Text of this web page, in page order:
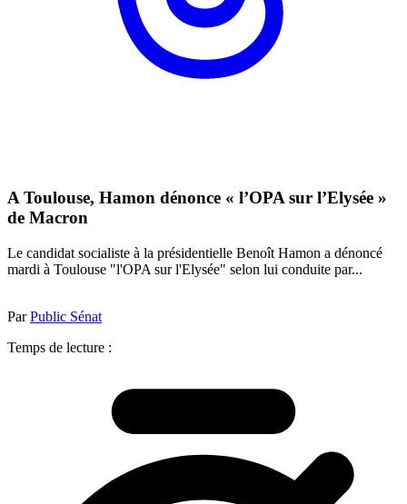
A Toulouse, Hamon dénonce « l’OPA sur l’Elysée »
de Macron
Le candidat socialiste à la présidentielle Benoît Hamon a dénoncé
mardi à Toulouse "l'OPA sur l'Elysée" selon lui conduite par...
ParPublic Sénat
Temps de lecture :